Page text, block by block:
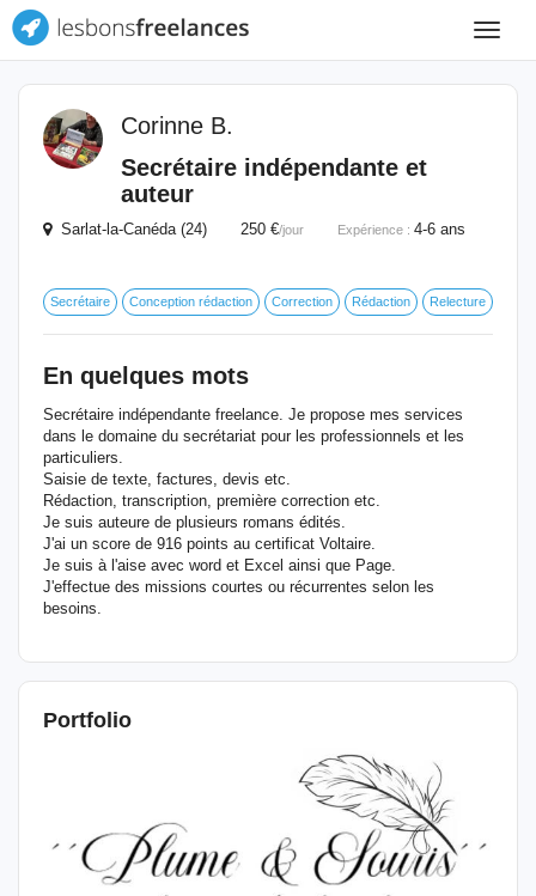
Toggle
Corinne B.
Secrétaire indépendante et
auteur
Sarlat-la-Canéda (24) 250 €/jour Expérience : 4-6 ans
Secrétaire Conception rédaction Correction Rédaction Relecture
En quelques mots
Secrétaire indépendante freelance. Je propose mes services
dans le domaine du secrétariat pour les professionnels et les
particuliers.
Saisie de texte, factures, devis etc.
Rédaction, transcription, première correction etc.
Je suis auteure de plusieurs romans édités.
J'ai un score de 916 points au certificat Voltaire.
Je suis à l'aise avec word et Excel ainsi que Page.
J'effectue des missions courtes ou récurrentes selon les
besoins.
Portfolio